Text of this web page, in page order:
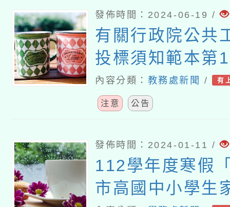
發佈時間：2024-06-19 /
有關行政院公共
投標須知範本第
條款之「無人機
求」附表，數位
請排除資安檢測
覽表」審查原則
內容分類： 教務處新聞 / 有
注意 公告
發佈時間：2024-01-11 /
112學年度寒假
市高國中小學生